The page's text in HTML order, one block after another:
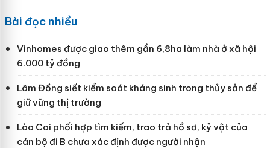
Bài đọc nhiều
Vinhomes được giao thêm gần 6,8ha làm nhà ở xã hội
6.000 tỷ đồng
Lâm Đồng siết kiểm soát kháng sinh trong thủy sản để
giữ vững thị trường
Lào Cai phối hợp tìm kiếm, trao trả hồ sơ, kỷ vật của
cán bộ đi B chưa xác định được người nhận